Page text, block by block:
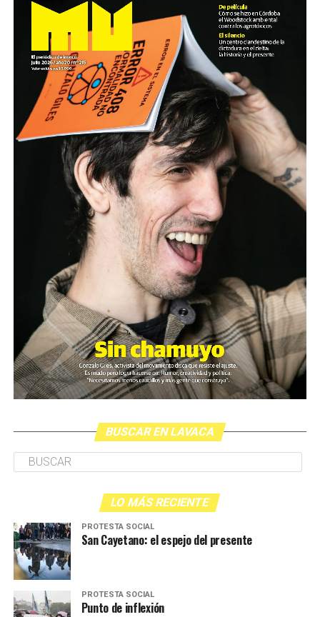
BUSCAR EN LAVACA
LO MÁS RECIENTE
PROTESTA SOCIAL
San Cayetano: el espejo del presente
PROTESTA SOCIAL
Punto de inflexión